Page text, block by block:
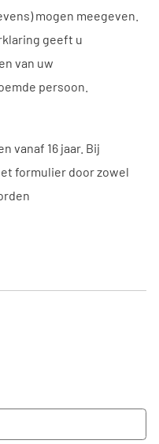
mogen meegeven.
geeft u
van uw
persoon.
vanaf 16 jaar. Bij
formulier door zowel